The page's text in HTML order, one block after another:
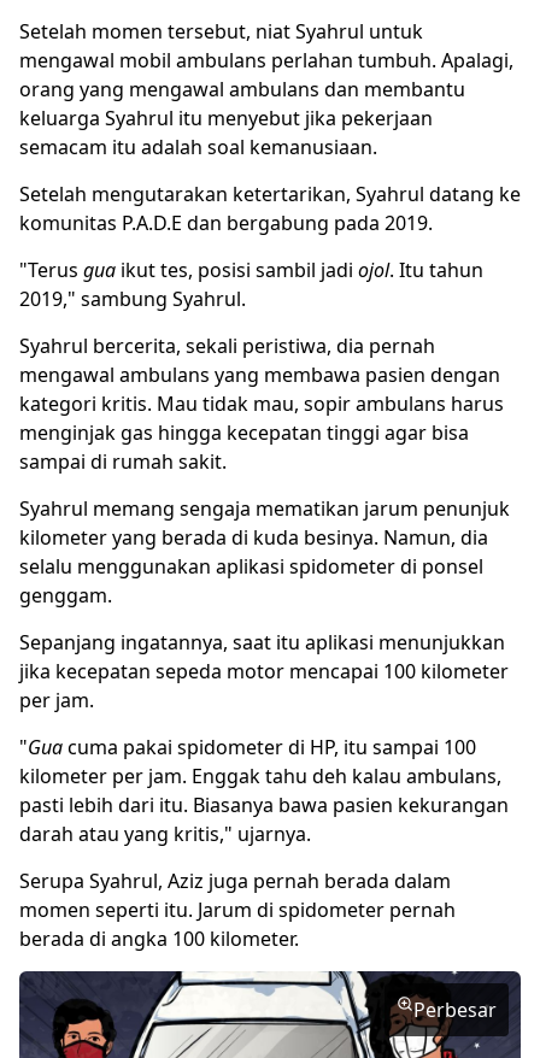
Setelah momen tersebut, niat Syahrul untuk
mengawal mobil ambulans perlahan tumbuh. Apalagi,
orang yang mengawal ambulans dan membantu
keluarga Syahrul itu menyebut jika pekerjaan
semacam itu adalah soal kemanusiaan.
Setelah mengutarakan ketertarikan, Syahrul datang ke
komunitas P.A.D.E dan bergabung pada 2019.
"Terus gua ikut tes, posisi sambil jadi ojol. Itu tahun
2019," sambung Syahrul.
Syahrul bercerita, sekali peristiwa, dia pernah
mengawal ambulans yang membawa pasien dengan
kategori kritis. Mau tidak mau, sopir ambulans harus
menginjak gas hingga kecepatan tinggi agar bisa
sampai di rumah sakit.
Syahrul memang sengaja mematikan jarum penunjuk
kilometer yang berada di kuda besinya. Namun, dia
selalu menggunakan aplikasi spidometer di ponsel
genggam.
Sepanjang ingatannya, saat itu aplikasi menunjukkan
jika kecepatan sepeda motor mencapai 100 kilometer
per jam.
"Guacuma pakai spidometer di HP, itu sampai 100
kilometer per jam. Enggak tahu deh kalau ambulans,
pasti lebih dari itu. Biasanya bawa pasien kekurangan
darah atau yang kritis," ujarnya.
Serupa Syahrul, Aziz juga pernah berada dalam
momen seperti itu. Jarum di spidometer pernah
berada di angka 100 kilometer.
Perbesar